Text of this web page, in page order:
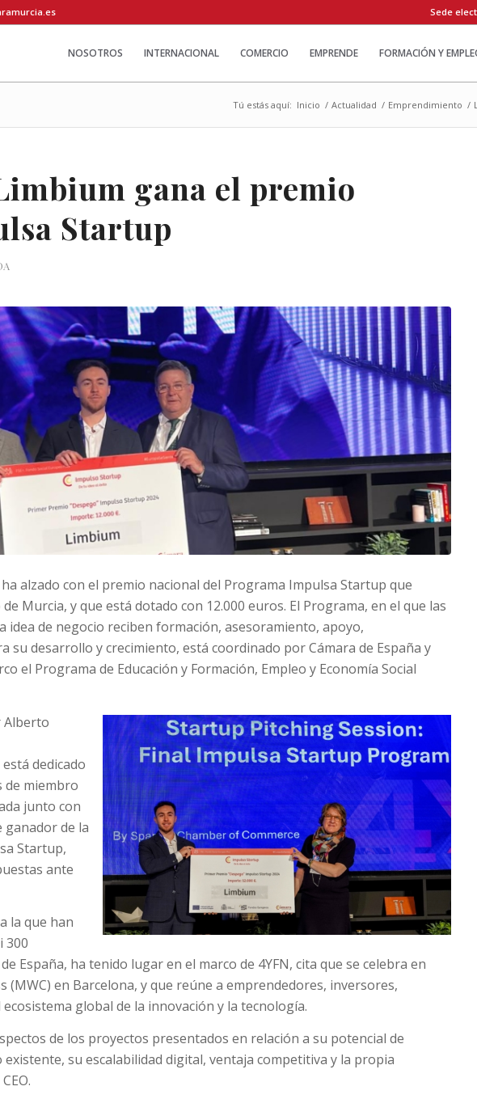
Sede
NOSOTROS INTERNACIONAL COMERCIO EMPRENDE FORMACIÓN Y
Tú estás aquí: Inicio / Actualidad / Emprendimiento /
gana el premio
Startup
alzado con el premio nacional del Programa Impulsa Startup que
Murcia, y que está dotado con 12.000 euros. El Programa, en el que las
idea de negocio reciben formación, asesoramiento, apoyo,
su desarrollo y crecimiento, está coordinado por Cámara de España y
el Programa de Educación y Formación, Empleo y Economía Social
Alberto
dedicado
de miembro
junto con
ganador de la
Startup,
ante
la que han
300
España, ha tenido lugar en el marco de 4YFN, cita que se celebra en
(MWC) en Barcelona, y que reúne a emprendedores, inversores,
global de la innovación y la tecnología.
de los proyectos presentados en relación a su potencial de
su escalabilidad digital, ventaja competitiva y la propia